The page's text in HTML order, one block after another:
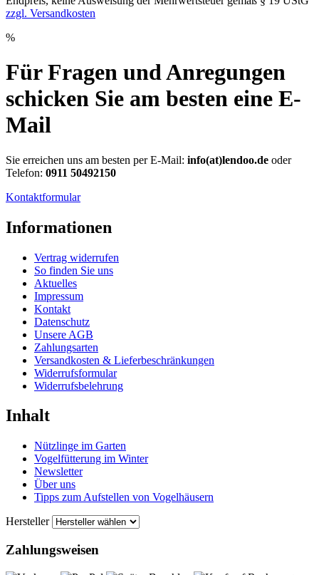
zzgl. Versandkosten
%
Für Fragen und Anregungen
schicken Sie am besten eine E-
Mail
Sie erreichen uns am besten per E-Mail: info(at)lendoo.de oder
Telefon: 0911 50492150
Kontaktformular
Informationen
Vertrag widerrufen
So finden Sie uns
Aktuelles
Impressum
Kontakt
Datenschutz
Unsere AGB
Zahlungsarten
Versandkosten & Lieferbeschränkungen
Widerrufsformular
Widerrufsbelehrung
Inhalt
Nützlinge im Garten
Vogelfütterung im Winter
Newsletter
Über uns
Tipps zum Aufstellen von Vogelhäusern
Hersteller
Zahlungsweisen